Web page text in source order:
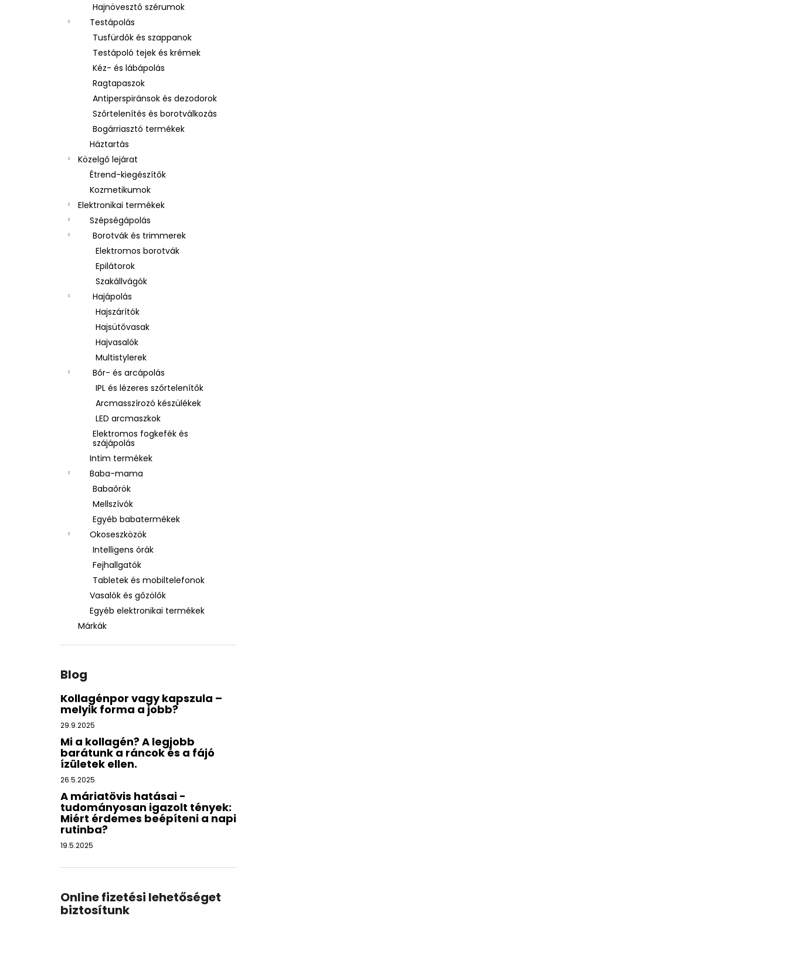
Hajnövesztő szérumok
Testápolás
Tusfürdők és szappanok
Testápoló tejek és krémek
Kéz- és lábápolás
Ragtapaszok
Antiperspiránsok és dezodorok
Szőrtelenítés és borotválkozás
Bogárriasztó termékek
Háztartás
Közelgő lejárat
Étrend-kiegészítők
Kozmetikumok
Elektronikai termékek
Szépségápolás
Borotvák és trimmerek
Elektromos borotvák
Epilátorok
Szakállvágók
Hajápolás
Hajszárítók
Hajsütővasak
Hajvasalók
Multistylerek
Bőr- és arcápolás
IPL és lézeres szőrtelenítők
Arcmasszírozó készülékek
LED arcmaszkok
Elektromos fogkefék és
szájápolás
Intim termékek
Baba-mama
Babaőrök
Mellszívók
Egyéb babatermékek
Okoseszközök
Intelligens órák
Fejhallgatók
Tabletek és mobiltelefonok
Vasalók és gőzölők
Egyéb elektronikai termékek
Márkák
Blog
Kollagénpor vagy kapszula –
melyik forma a jobb?
29.9.2025
Mi a kollagén? A legjobb
barátunk a ráncok és a fájó
ízületek ellen.
26.5.2025
A máriatövis hatásai -
tudományosan igazolt tények:
Miért érdemes beépíteni a napi
rutinba?
19.5.2025
Online fizetési lehetőséget
biztosítunk